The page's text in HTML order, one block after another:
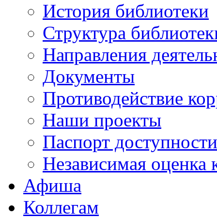
История библиотеки
Структура
Направления
Документы
Противодействие
Наши проекты
Паспорт доступности
Независимая оценка
Афиша
Коллегам